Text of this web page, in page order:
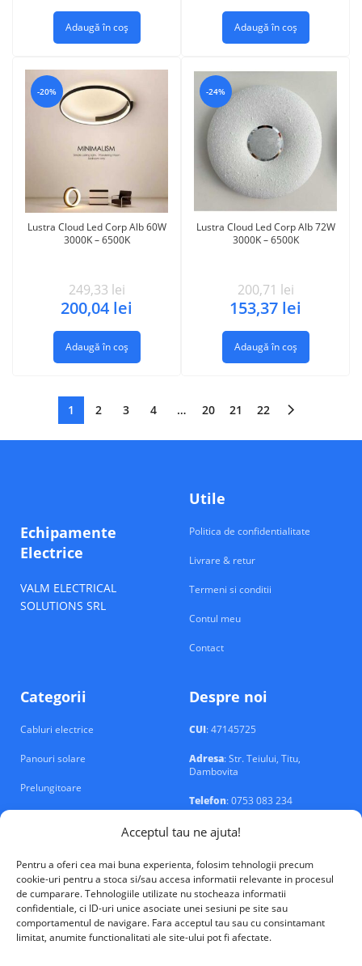
Acceptul tau ne ajuta!
Pentru a oferi cea mai buna experienta, folosim tehnologii precum
cookie-uri pentru a stoca si/sau accesa informatii relevante in procesul
de cumparare. Tehnologiile utilizate nu stocheaza informatii
confidentiale, ci ID-uri unice asociate unei sesiuni pe site sau
comportamentul de navigare. Fara acceptul tau sau cu consintamant
limitat, anumite functionalitati ale site-ului pot fi afectate.
Adaugă în coș Adaugă în coș
-20%
Lustra Cloud Led Corp Alb 60W
3000K – 6500K
249,33 lei
200,04 lei
Adaugă în coș
-24%
Lustra Cloud Led Corp Alb 72W
3000K – 6500K
200,71 lei
153,37 lei
Adaugă în coș
1 2 3 4 … 20 21 22
Echipamente
Electrice
VALM ELECTRICAL
SOLUTIONS SRL
Utile
Politica de confidentialitate
Livrare & retur
Termeni si conditii
Contul meu
Contact
Categorii
Cabluri electrice
Panouri solare
Prelungitoare
Despre noi
CUI: 47145725
Adresa: Str. Teiului, Titu,
Dambovita
Telefon: 0753 083 234
Email: contact@echipamente-
electrice.ro
VALM Electrical Solutions © 2026